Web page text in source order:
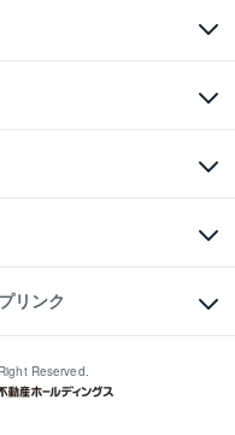
相談・お問い合わせ窓口）
送付停止について
イダルクラブ
フ株式会社まで
クション
リンク
Reserved.